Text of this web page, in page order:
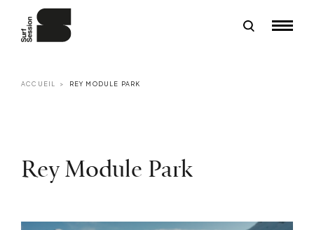
ACCUEIL REY MODULE PARK
Rey Module Park